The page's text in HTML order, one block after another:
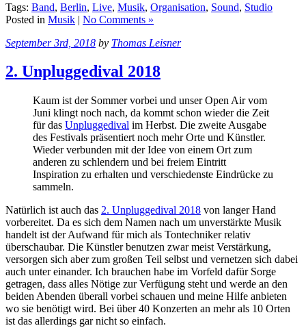
Tags: Band, Berlin, Live, Musik, Organisation, Sound, Studio
Posted in Musik | No Comments »
September 3rd, 2018 by Thomas Leisner
2. Unpluggedival 2018
Kaum ist der Sommer vorbei und unser Open Air vom
Juni klingt noch nach, da kommt schon wieder die Zeit
für das Unpluggedival im Herbst. Die zweite Ausgabe
des Festivals präsentiert noch mehr Orte und Künstler.
Wieder verbunden mit der Idee von einem Ort zum
anderen zu schlendern und bei freiem Eintritt
Inspiration zu erhalten und verschiedenste Eindrücke zu
sammeln.
Natürlich ist auch das 2. Unpluggedival 2018 von langer Hand
vorbereitet. Da es sich dem Namen nach um unverstärkte Musik
handelt ist der Aufwand für mich als Tontechniker relativ
überschaubar. Die Künstler benutzen zwar meist Verstärkung,
versorgen sich aber zum großen Teil selbst und vernetzen sich dabei
auch unter einander. Ich brauchen habe im Vorfeld dafür Sorge
getragen, dass alles Nötige zur Verfügung steht und werde an den
beiden Abenden überall vorbei schauen und meine Hilfe anbieten
wo sie benötigt wird. Bei über 40 Konzerten an mehr als 10 Orten
ist das allerdings gar nicht so einfach.